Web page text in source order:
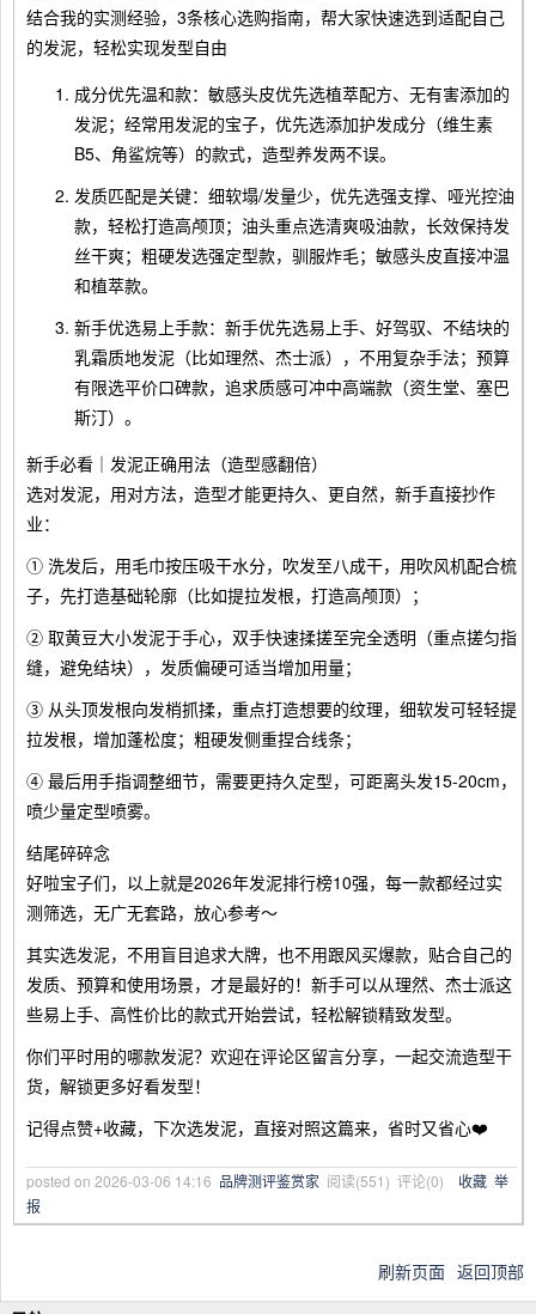
结合我的实测经验，3条核心选购指南，帮大家快速选到适配自己
的发泥，轻松实现发型自由
成分优先温和款：敏感头皮优先选植萃配方、无有害添加的
发泥；经常用发泥的宝子，优先选添加护发成分（维生素
B5、角鲨烷等）的款式，造型养发两不误。
发质匹配是关键：细软塌/发量少，优先选强支撑、哑光控油
款，轻松打造高颅顶；油头重点选清爽吸油款，长效保持发
丝干爽；粗硬发选强定型款，驯服炸毛；敏感头皮直接冲温
和植萃款。
新手优选易上手款：新手优先选易上手、好驾驭、不结块的
乳霜质地发泥（比如理然、杰士派），不用复杂手法；预算
有限选平价口碑款，追求质感可冲中高端款（资生堂、塞巴
斯汀）。
新手必看｜发泥正确用法（造型感翻倍）
选对发泥，用对方法，造型才能更持久、更自然，新手直接抄作
业：
① 洗发后，用毛巾按压吸干水分，吹发至八成干，用吹风机配合梳
子，先打造基础轮廓（比如提拉发根，打造高颅顶）；
② 取黄豆大小发泥于手心，双手快速揉搓至完全透明（重点搓匀指
缝，避免结块），发质偏硬可适当增加用量；
③ 从头顶发根向发梢抓揉，重点打造想要的纹理，细软发可轻轻提
拉发根，增加蓬松度；粗硬发侧重捏合线条；
④ 最后用手指调整细节，需要更持久定型，可距离头发15-20cm，
喷少量定型喷雾。
结尾碎碎念
好啦宝子们，以上就是2026年发泥排行榜10强，每一款都经过实
测筛选，无广无套路，放心参考～
其实选发泥，不用盲目追求大牌，也不用跟风买爆款，贴合自己的
发质、预算和使用场景，才是最好的！新手可以从理然、杰士派这
些易上手、高性价比的款式开始尝试，轻松解锁精致发型。
你们平时用的哪款发泥？欢迎在评论区留言分享，一起交流造型干
货，解锁更多好看发型！
记得点赞+收藏，下次选发泥，直接对照这篇来，省时又省心❤️
posted on 2026-03-06 14:16 品牌测评鉴赏家 阅读(551) 评论(0) 收藏 举
报
刷新页面 返回顶部